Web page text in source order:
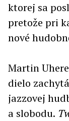
ktorej sa
pretože pri
nové
Martin
dielo
jazzovej
a slobodu.